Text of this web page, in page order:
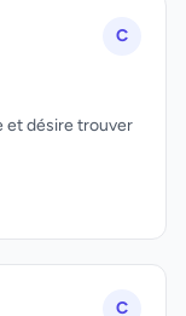
C
et désire trouver
C